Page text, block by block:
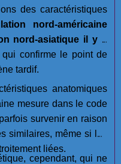
des caractéristiques
nord-américaine
nord-asiatique il y a
confirme le point de
tardif.
anatomiques
mesure dans le code
survenir en raison
similaires, même si les
liées.
cependant, qui ne